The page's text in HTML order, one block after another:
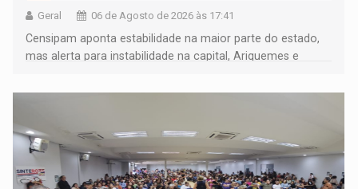
Geral 06 de Agosto de 2026 às 17:41
Censipam aponta estabilidade na maior parte do estado,
mas alerta para instabilidade na capital, Ariquemes e